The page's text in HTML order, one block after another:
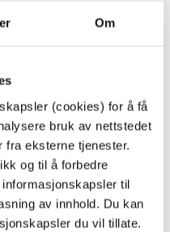
Om
(cookies) for å få
bruk av nettstedet
fra eksterne tjenester.
og til å forbedre
til
av innhold. Du kan
du vil tillate.
foreldelse
med en del
du å få en
vi å kontakte en
kan også
med deg dersom
for overgrep kan
en bistandsadvokat